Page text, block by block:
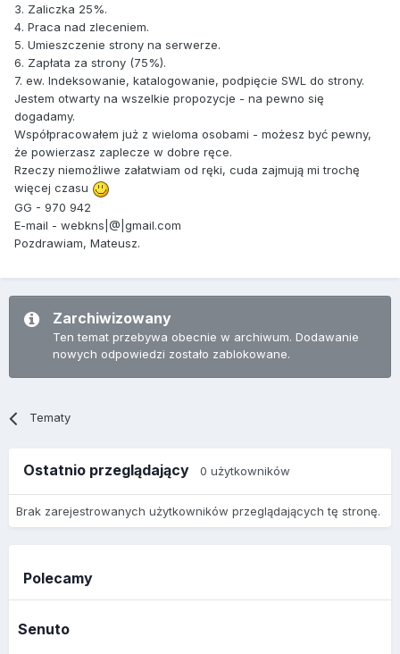
3. Zaliczka 25%.
4. Praca nad zleceniem.
5. Umieszczenie strony na serwerze.
6. Zapłata za strony (75%).
7. ew. Indeksowanie, katalogowanie, podpięcie SWL do strony.
Jestem otwarty na wszelkie propozycje - na pewno się
dogadamy.
Współpracowałem już z wieloma osobami - możesz być pewny,
że powierzasz zaplecze w dobre ręce.
Rzeczy niemożliwe załatwiam od ręki, cuda zajmują mi trochę
więcej czasu
GG - 970 942
E-mail - webkns|@|gmail.com
Pozdrawiam, Mateusz.
Zarchiwizowany
Ten temat przebywa obecnie w archiwum. Dodawanie
nowych odpowiedzi zostało zablokowane.
Tematy
Ostatnio przeglądający 0 użytkowników
Brak zarejestrowanych użytkowników przeglądających tę stronę.
Polecamy
Senuto